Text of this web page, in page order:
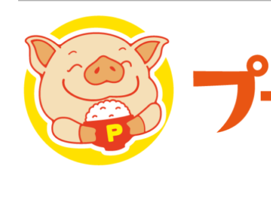
プーさんの満腹日記 |
豊中・箕面)のランチ＆
化してます。